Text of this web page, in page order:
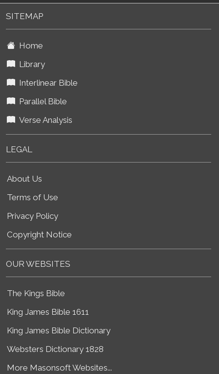
SITEMAP
Home
Library
Interlinear Bible
Parallel Bible
Verse Analysis
LEGAL
About Us
Terms of Use
Privacy Policy
Copyright Notice
OUR WEBSITES
The Kings Bible
King James Bible 1611
King James Bible Dictionary
Websters Dictionary 1828
More Masonsoft Websites...